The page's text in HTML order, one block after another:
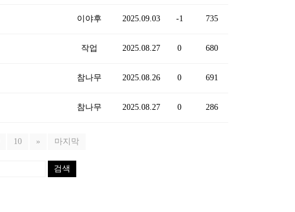
이야후 2025.09.03 -1 735
작업 2025.08.27 0 680
참나무 2025.08.26 0 691
참나무 2025.08.27 0 286
10 » 마지막
검색